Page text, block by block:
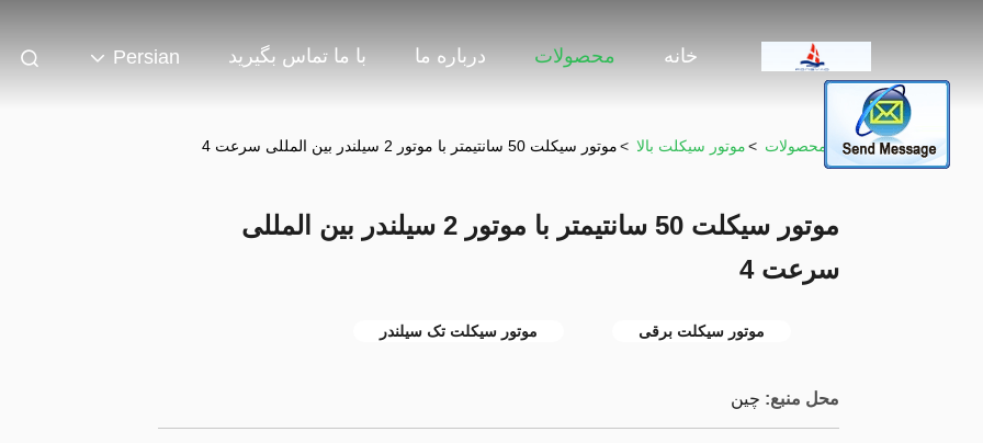
خانه محصولات درباره ما با ما تماس بگیرید Persian
خونه محصولات >موتور سیکلت بالا >موتور سیکلت 50 سانتیمتر با موتور 2 سیلندر بین المللی سرعت 4
موتور سیکلت 50 سانتیمتر با موتور 2 سیلندر بین المللی
سرعت 4
موتور سیکلت برقی موتور سیکلت تک سیلندر
محل منبع: چين